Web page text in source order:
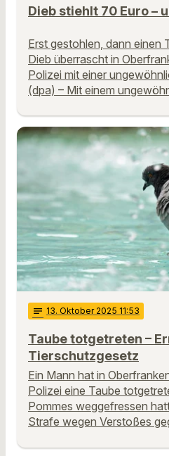
Dieb stiehlt 70 Euro –
Erst gestohlen, dann einen
Dieb überrascht in
Polizei mit einer
(dpa) – Mit einem
notes 13. Oktober 2025 11:53
Taube totgetreten –
Tierschutzgesetz
Ein Mann hat in
Polizei eine Taube
Pommes weggefressen
Strafe wegen Verstoßes